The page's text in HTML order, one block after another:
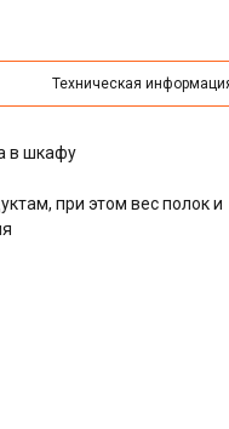
Техническая
в шкафу
при этом вес полок и